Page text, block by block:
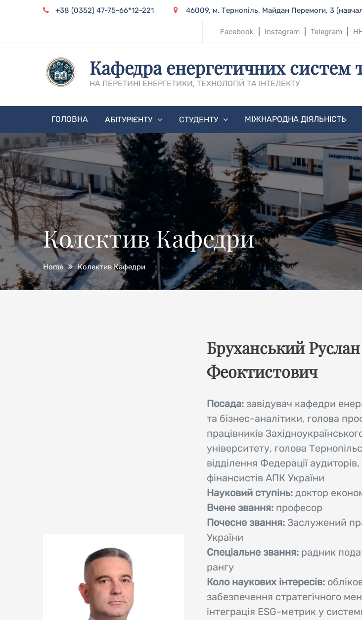
+38 (0352) 47-75-66*12-221 46009, м. Тернопіль, Майдан Перемоги, 3
Facebook Instagram Telegram
Кафедра енергетичних систем
НА ПЕРЕТИНІ ЕНЕРГЕТИКИ, ТЕХНОЛОГІЙ ТА ІНТЕЛЕКТУ
ГОЛОВНА АБІТУРІЄНТУ СТУДЕНТУ МІЖНАРОДНА ДІЯЛЬНІСТЬ
Колектив Кафедри
Home Колектив Кафедри
Бруханський Руслан
Феоктистович
Посада:завідувач кафедри
та бізнес-аналітики, голова
працівників
університету, голова
відділення Федерації аудиторів,
фінансистів АПК України
Науковий ступінь:доктор
Вчене звання: професор
Почесне звання:Заслужений
України
Спеціальне звання:радник
рангу
Коло наукових інтересів:
забезпечення стратегічного
інтеграція ESG-метрик у